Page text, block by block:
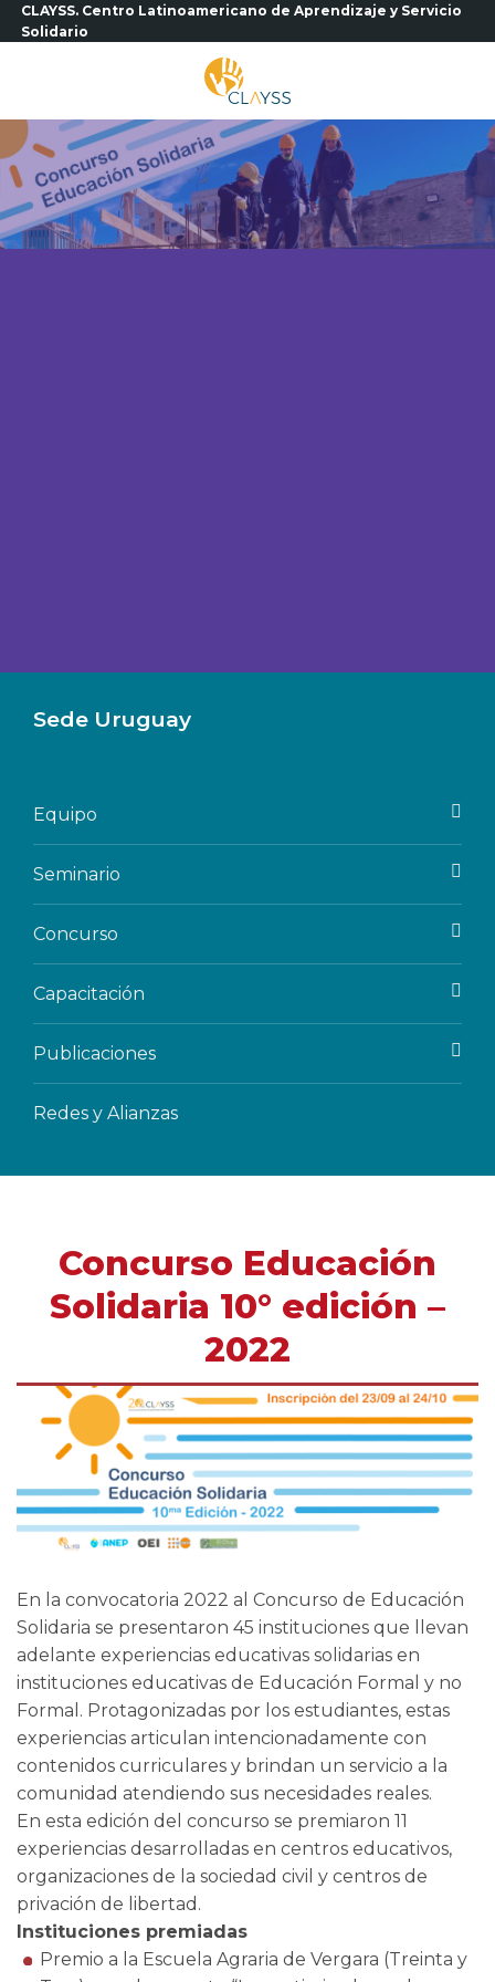
Saltar
al
CLAYSS. Centro Latinoamericano de Aprendizaje y Servicio
Solidario
Sede Uruguay
Equipo
Seminario
Concurso
Capacitación
Publicaciones
Redes y Alianzas
Concurso Educación
Solidaria 10° edición –
2022
En la convocatoria 2022 al Concurso de Educación
Solidaria se presentaron 45 instituciones que llevan
adelante experiencias educativas solidarias en
instituciones educativas de Educación Formal y no
Formal. Protagonizadas por los estudiantes, estas
experiencias articulan intencionadamente con
contenidos curriculares y brindan un servicio a la
comunidad atendiendo sus necesidades reales.
En esta edición del concurso se premiaron 11
experiencias desarrolladas en centros educativos,
organizaciones de la sociedad civil y centros de
privación de libertad.
Instituciones premiadas
Premio a la Escuela Agraria de Vergara (Treinta y